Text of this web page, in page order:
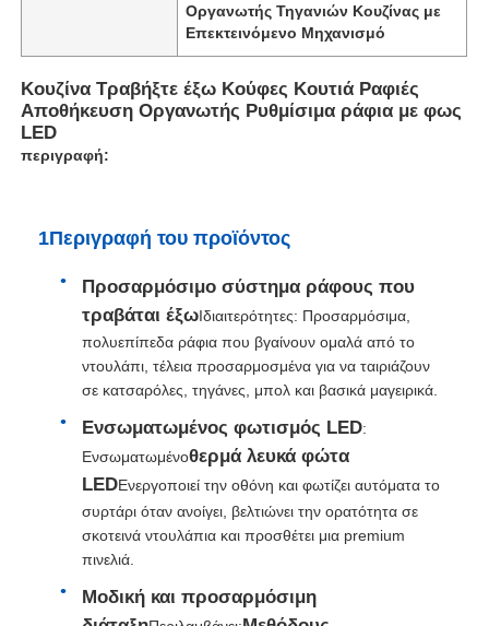
Αρχική Σελίδα
Προϊόντα
Σχετικά με εμάς
Οργανωτής Τηγανιών Κουζίνας με
Επεκτεινόμενο Μηχανισμό
Κουζίνα Τραβήξτε έξω Κούφες Κουτιά Ραφιές
Αποθήκευση Οργανωτής Ρυθμίσιμα ράφια με φως
LED
περιγραφή:
1Περιγραφή του προϊόντος
Προσαρμόσιμο σύστημα ράφους που
τραβάται έξωΙδιαιτερότητες: Προσαρμόσιμα,
πολυεπίπεδα ράφια που βγαίνουν ομαλά από το
ντουλάπι, τέλεια προσαρμοσμένα για να ταιριάζουν
σε κατσαρόλες, τηγάνες, μπολ και βασικά μαγειρικά.
Ενσωματωμένος φωτισμός LED:
Ενσωματωμένοθερμά λευκά φώτα
LEDΕνεργοποιεί την οθόνη και φωτίζει αυτόματα το
συρτάρι όταν ανοίγει, βελτιώνει την ορατότητα σε
σκοτεινά ντουλάπια και προσθέτει μια premium
πινελιά.
Μοδική και προσαρμόσιμη